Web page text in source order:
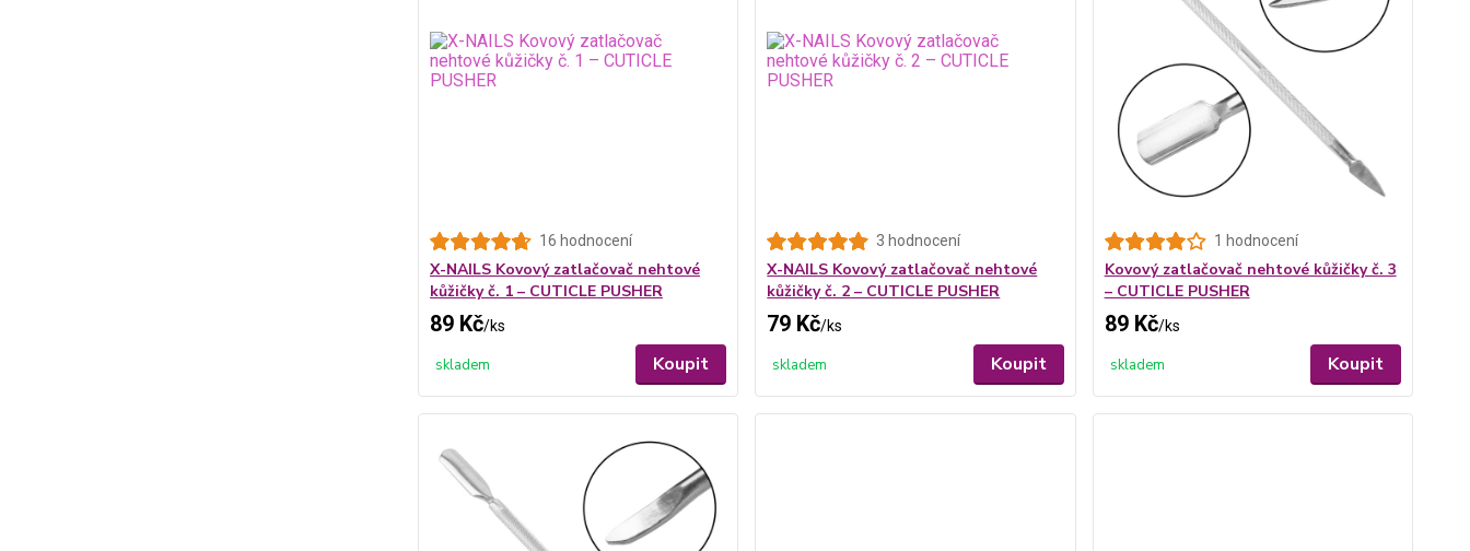
16 hodnocení
X-NAILS Kovový zatlačovač nehtové
kůžičky č. 1 – CUTICLE PUSHER
89 Kč/ks
skladem Koupit
3 hodnocení
X-NAILS Kovový zatlačovač nehtové
kůžičky č. 2 – CUTICLE PUSHER
79 Kč/ks
skladem Koupit
1 hodnocení
Kovový zatlačovač nehtové kůžičky č. 3
– CUTICLE PUSHER
89 Kč/ks
skladem Koupit